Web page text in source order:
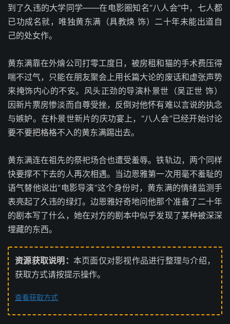
到了久违的大学同学——在电影圈知名“八人会”中，七人都
已功成名就，唯独黄东满（具教焕 饰）二十年未能出道自
己的处女作。
黄东满靠在外燴公司打零工度日，被房租和猫的手术费压得
喘不过气，只能在朋友聚会上用长篇大论的废话和虚张声势
来掩饰内心的不安。风头正劲的导演朴景世（吴正世 饰）
因新片票房惨淡而自尊受挫，反倒对他怀有难以言说的执念
与嫉妒。在朴景世新片的庆功宴上，“八人会”已经开始讨论
要不要把格格不入的黄东满踢出去。
黄东满连在祖先的祭祀场合也遭受羞辱。铁轨边，两个同样
快要撑不下去的人再次相遇。当边恩雅第一次用毫不羞耻的
语气替他说出“电影导演”这个身份时，黄东满的情绪监测手
表亮起了久违的绿灯。边恩雅好奇地问他那个准备了二十年
的剧本写了什么，她在对方的剧本中似乎发现了某种被深深
埋藏的东西。
资源获取说明： 本页面仅对影视作品进行整理与介绍，
获取方式请按提示操作。
查看获取方式